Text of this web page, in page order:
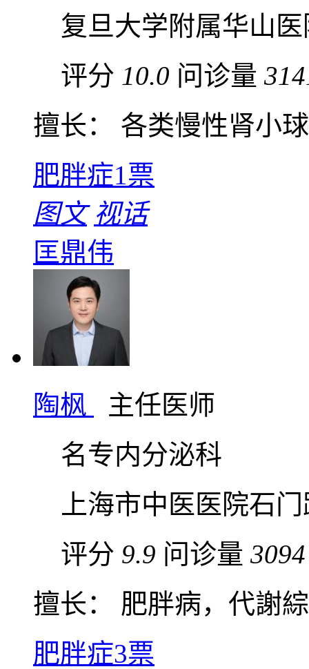
复旦大学附属华山医
评分 10.0 问诊量
擅长： 各类慢性肾小
肥胖症1票
图文 视话
匡鼎伟
陶枫
主任医师
名专内分泌科
上海市中医医院石
评分 9.9 问诊量 3094
擅长： 肥胖病，代謝
肥胖症3票